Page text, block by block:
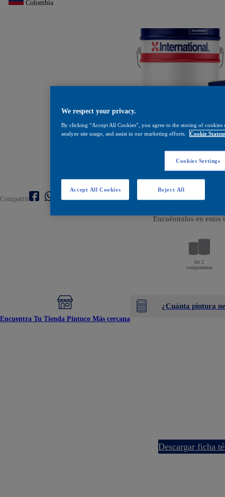
Colombia
Interseal
Compartir
Encuéntralos en estos
kit 2
componentes
Encuentra Tu Tienda Pintuco Más cercana
¿Cuánta pintura
descargar ficha
We respect your privacy.
By clicking “Accept All Cookies”, you agree to the storing of
analyze site usage, and assist in our marketing efforts.
Cookie
Cookies Settings
Reject All
Accept All Cookies